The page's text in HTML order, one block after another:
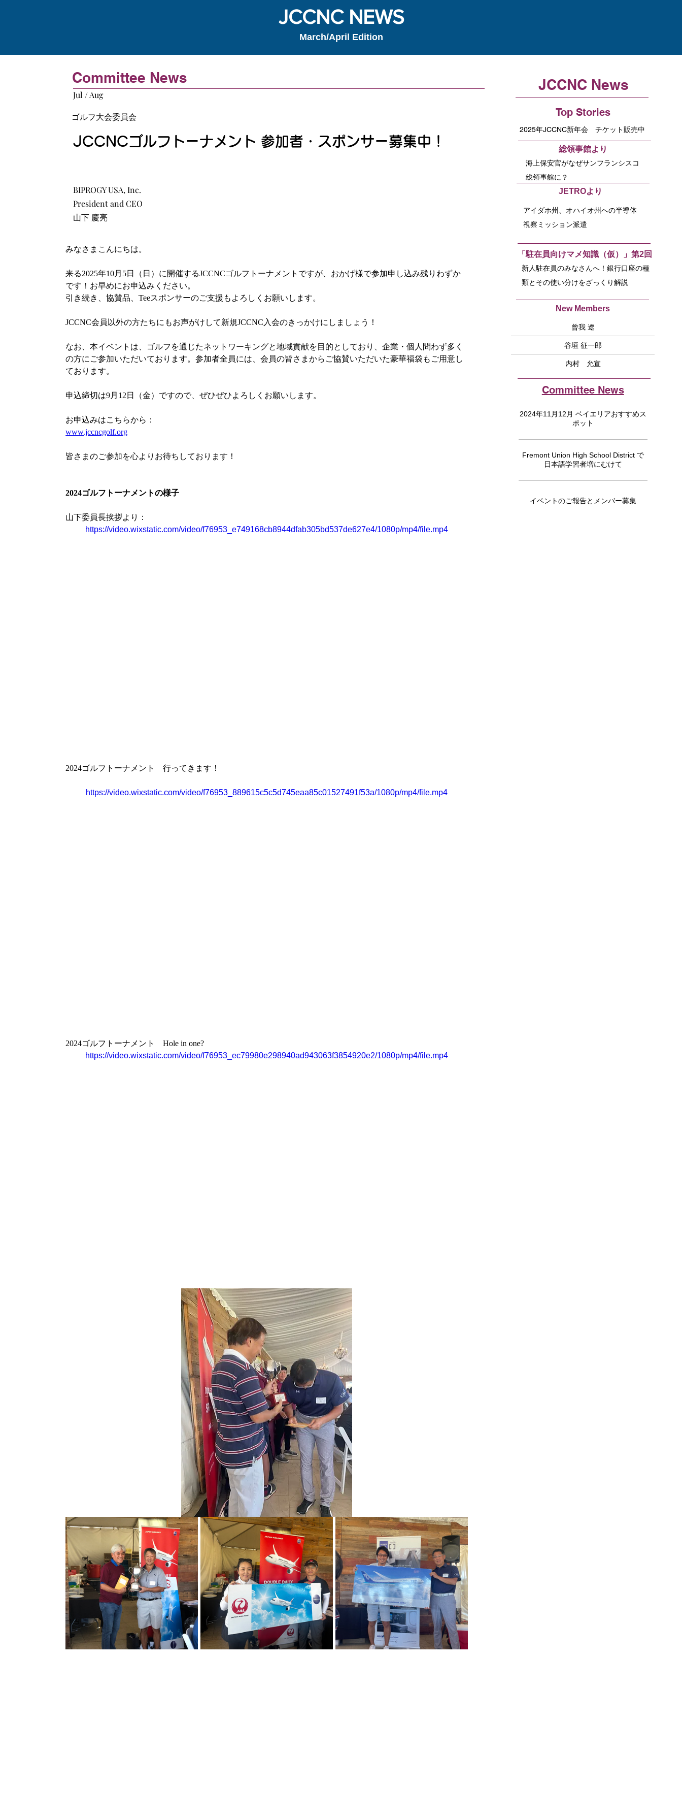
JCCNC NEWS
March/April Edition
Committee News
Jul / Aug
ゴルフ大会委員会
JCCNCゴルフトーナメント 参加者・スポンサー募集中！
BIPROGY USA, Inc.
President and CEO
山下 慶亮
みなさまこんにちは。
来る2025年10月5日（日）に開催するJCCNCゴルフトーナメントですが、おかげ様で参加申し込み残りわずか
です！お早めにお申込みください。
引き続き、協賛品、Teeスポンサーのご支援もよろしくお願いします。
JCCNC会員以外の方たちにもお声がけして新規JCCNC入会のきっかけにしましょう！
なお、本イベントは、ゴルフを通じたネットワーキングと地域貢献を目的としており、企業・個人問わず多く
の方にご参加いただいております。参加者全員には、会員の皆さまからご協賛いただいた豪華福袋もご用意し
ております。
申込締切は9月12日（金）ですので、ぜひぜひよろしくお願いします。
お申込みはこちらから：
www.jccncgolf.org
皆さまのご参加を心よりお待ちしております！
2024ゴルフトーナメントの様子
山下委員長挨拶より：
https://video.wixstatic.com/video/f76953_e749168cb8944dfab305bd537de627e4/1080p/mp4/file.mp4
2024ゴルフトーナメント　行ってきます！
https://video.wixstatic.com/video/f76953_889615c5c5d745eaa85c01527491f53a/1080p/mp4/file.mp4
2024ゴルフトーナメント　Hole in one?
https://video.wixstatic.com/video/f76953_ec79980e298940ad943063f3854920e2/1080p/mp4/file.mp4
JCCNC News
Top Stories
2025年JCCNC新年会 チケット販売中
「駐在員向けマメ知識（仮）」第2回
新人駐在員のみなさんへ！銀行口座の種
類とその使い分けをざっくり解説
New Members
曾我 遼
谷垣 征一郎
内村 允宣
Committee News
2024年11月12月 ベイエリアおすすめス
ポット
Fremont Union High School District で
日本語学習者増にむけて
イベントのご報告とメンバー募集
​総領事館より
海上保安官がなぜサンフランシスコ
総領事館に？
​JETROより
アイダホ州、オハイオ州への半導体
視察ミッション派遣